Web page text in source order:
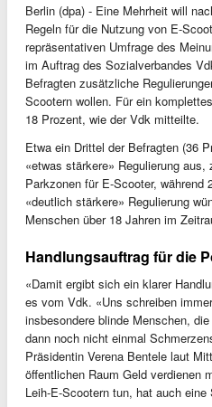
Berlin (dpa) - Eine Mehrheit will
Regeln für die Nutzung von E-
repräsentativen Umfrage des
im Auftrag des Sozialverbandes
Befragten zusätzliche
Scootern wollen. Für ein
18 Prozent, wie der Vdk mitteilte.
Etwa ein Drittel der Befragten (36
«etwas stärkere» Regulierung
Parkzonen für E-Scooter, während
«deutlich stärkere» Regulierung
Menschen über 18 Jahren im
Handlungsauftrag für die
«Damit ergibt sich ein klarer
es vom Vdk. «Uns schreiben
insbesondere blinde Menschen,
dann noch nicht einmal
Präsidentin Verena Bentele laut
öffentlichen Raum Geld verdienen
Leih-E-Scootern tun, hat auch